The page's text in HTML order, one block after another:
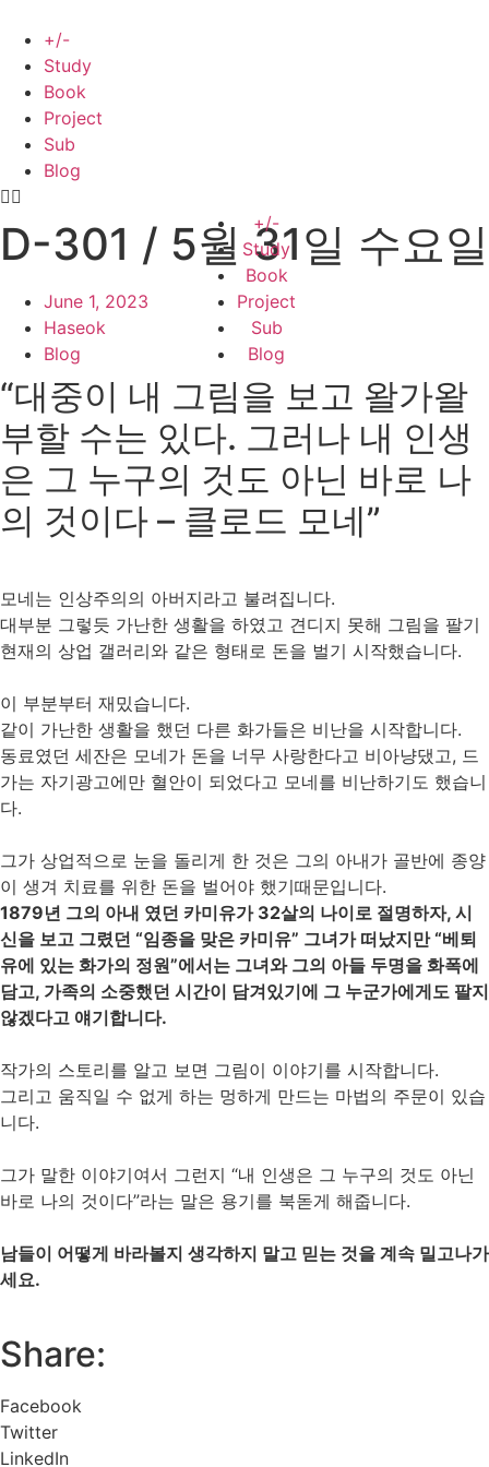
content
+/-
Study
Book
Project
Sub
Blog
+/-
Study
Book
Project
Sub
Blog
D-301 / 5월 31일 수요일
June 1, 2023
Haseok
Blog
“대중이 내 그림을 보고 왈가왈
부할 수는 있다. 그러나 내 인생
은 그 누구의 것도 아닌 바로 나
의 것이다 – 클로드 모네”
모네는 인상주의의 아버지라고 불려집니다.
대부분 그렇듯 가난한 생활을 하였고 견디지 못해 그림을 팔기
현재의 상업 갤러리와 같은 형태로 돈을 벌기 시작했습니다.
이 부분부터 재밌습니다.
같이 가난한 생활을 했던 다른 화가들은 비난을 시작합니다.
동료였던 세잔은 모네가 돈을 너무 사랑한다고 비아냥댔고, 드
가는 자기광고에만 혈안이 되었다고 모네를 비난하기도 했습니
다.
그가 상업적으로 눈을 돌리게 한 것은 그의 아내가 골반에 종양
이 생겨 치료를 위한 돈을 벌어야 했기때문입니다.
1879년 그의 아내 였던 카미유가 32살의 나이로 절명하자, 시
신을 보고 그렸던 “임종을 맞은 카미유” 그녀가 떠났지만 “베퇴
유에 있는 화가의 정원”에서는 그녀와 그의 아들 두명을 화폭에
담고, 가족의 소중했던 시간이 담겨있기에 그 누군가에게도 팔지
않겠다고 얘기합니다.
작가의 스토리를 알고 보면 그림이 이야기를 시작합니다.
그리고 움직일 수 없게 하는 멍하게 만드는 마법의 주문이 있습
니다.
그가 말한 이야기여서 그런지 “내 인생은 그 누구의 것도 아닌
바로 나의 것이다”라는 말은 용기를 북돋게 해줍니다.
남들이 어떻게 바라볼지 생각하지 말고 믿는 것을 계속 밀고나가
세요.
Share:
Facebook
Twitter
LinkedIn